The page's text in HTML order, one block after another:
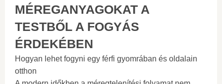
MÉREGANYAGOKAT A
TESTBŐL A FOGYÁS
ÉRDEKÉBEN
Hogyan lehet fogyni egy férfi gyomrában és oldalain
otthon